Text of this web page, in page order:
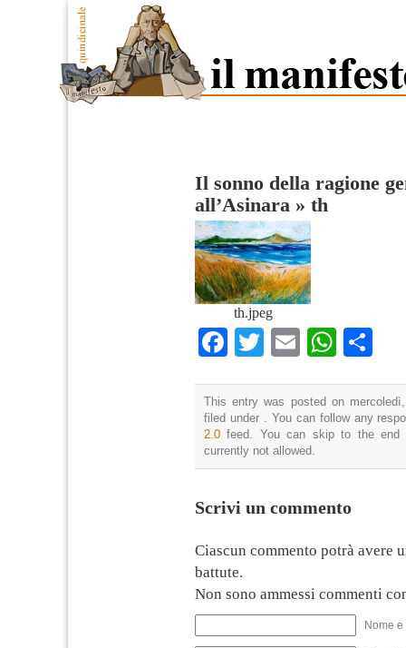
Il sonno della ragione
all’Asinara » th
th.jpeg
Facebook
TwitterEmail
This entry was posted on
filed under . You can follow any
2.0 feed. You can skip to the end
currently not allowed.
Scrivi un commento
Ciascun commento potrà avere
battute.
Non sono ammessi commenti
Nome